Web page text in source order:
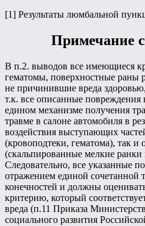
[1] Результаты люмбальной
Примечание
В п.2. выводов все имеющиеся
гематомы, поверхностные раны
не причинившие вреда
т.к. все описанные
едином механизме получения
травме в салоне автомобиля в
воздействия выступающих
(кровоподтеки, гематома), так и
(скальпированные мелкие
Следовательно, все указанные
отражением единой сочетанной
конечностей и должны
критерию, который
вреда (п.11 Приказа
социального развития